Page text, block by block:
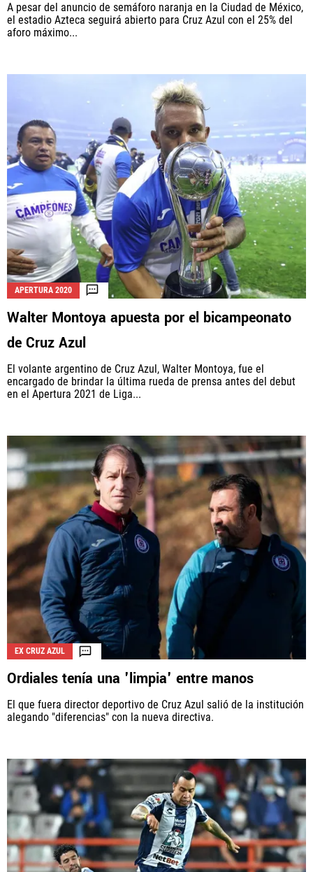
A pesar del anuncio de semáforo naranja en la Ciudad de México,
el estadio Azteca seguirá abierto para Cruz Azul con el 25% del
aforo máximo...
APERTURA 2020
Walter Montoya apuesta por el bicampeonato
de Cruz Azul
El volante argentino de Cruz Azul, Walter Montoya, fue el
encargado de brindar la última rueda de prensa antes del debut
en el Apertura 2021 de Liga...
EX CRUZ AZUL
Ordiales tenía una 'limpia' entre manos
El que fuera director deportivo de Cruz Azul salió de la institución
alegando "diferencias" con la nueva directiva.